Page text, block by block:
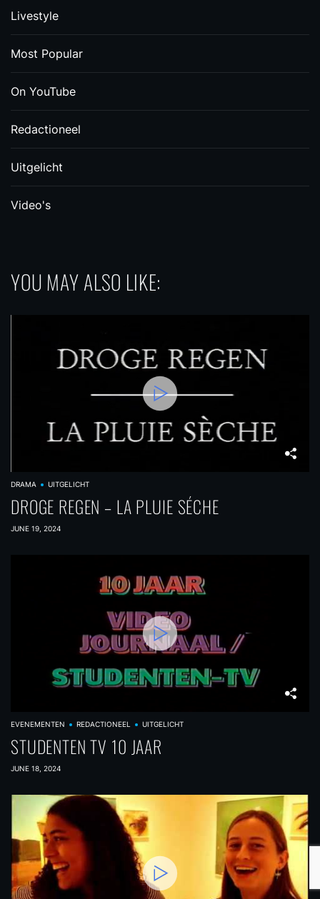
Livestyle
Most Popular
On YouTube
Redactioneel
Uitgelicht
Video's
YOU MAY ALSO LIKE:
DRAMA UITGELICHT
DROGE REGEN – LA PLUIE SÉCHE
JUNE 19, 2024
EVENEMENTEN REDACTIONEEL UITGELICHT
STUDENTEN TV 10 JAAR
JUNE 18, 2024